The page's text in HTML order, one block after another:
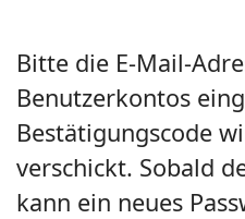
Bitte die E-Mail-
Benutzerkontos
Bestätigungscode
verschickt. Sobald
kann ein neues